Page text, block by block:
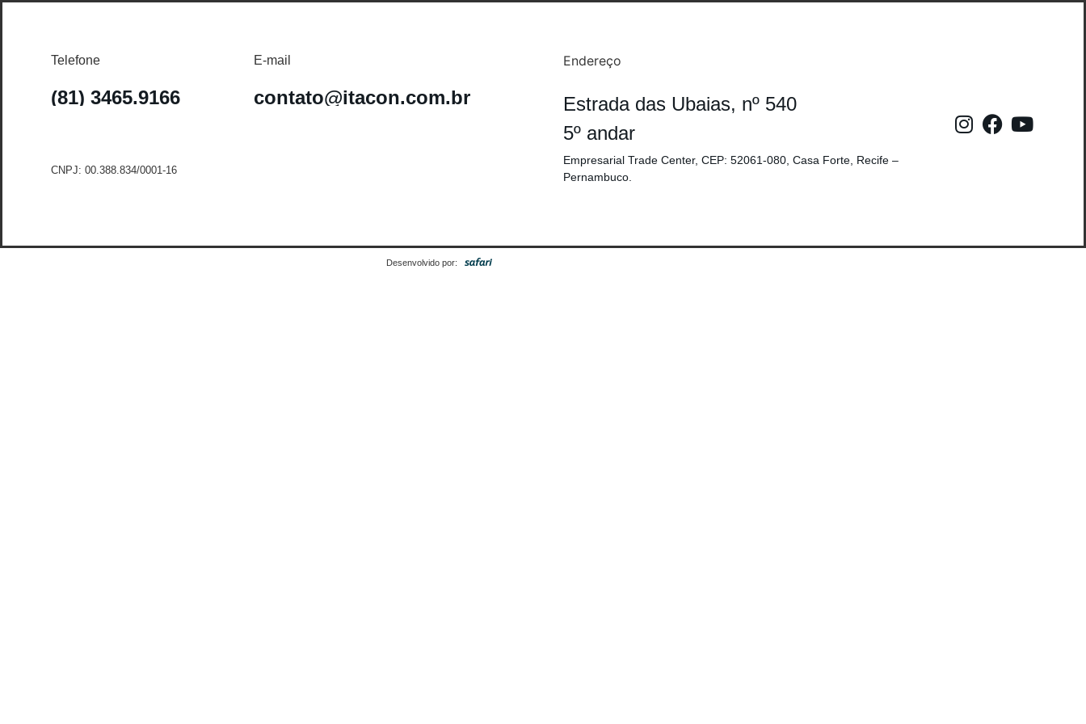
Telefone
(81) 3465.9166
CNPJ: 00.388.834/0001-16
E-mail
contato@itacon.com.br
Endereço
Estrada das Ubaias, nº 540
5º andar
Empresarial Trade Center, CEP: 52061-080, Casa Forte, Recife –
Pernambuco.
Desenvolvido por: